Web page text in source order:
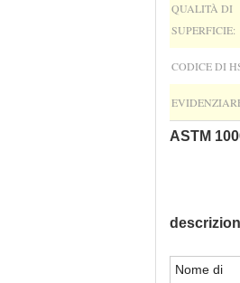
QUALITÀ DI
SUPERFICIE:
CODICE DI
ASTM
Nome di